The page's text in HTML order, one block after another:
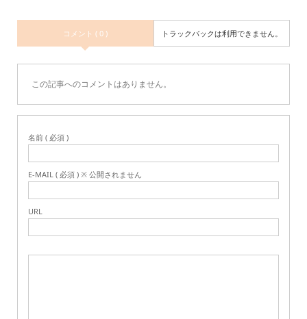
コメント ( 0 ) トラックバックは利用できません。
この記事へのコメントはありません。
名前 ( 必須 )
E-MAIL ( 必須 ) ※ 公開されません
URL